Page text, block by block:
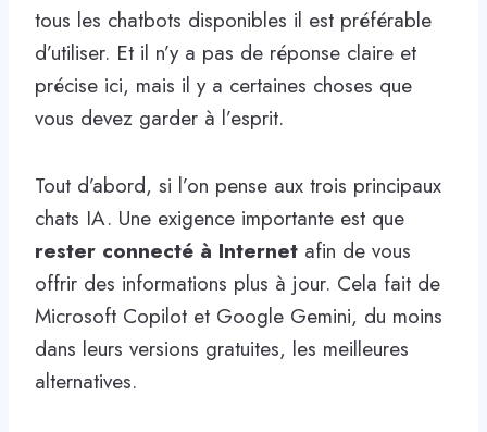
tous les chatbots disponibles il est préférable
d’utiliser. Et il n’y a pas de réponse claire et
précise ici, mais il y a certaines choses que
vous devez garder à l’esprit.
Tout d’abord, si l’on pense aux trois principaux
chats IA. Une exigence importante est que
rester connecté à Internet afin de vous
offrir des informations plus à jour. Cela fait de
Microsoft Copilot et Google Gemini, du moins
dans leurs versions gratuites, les meilleures
alternatives.